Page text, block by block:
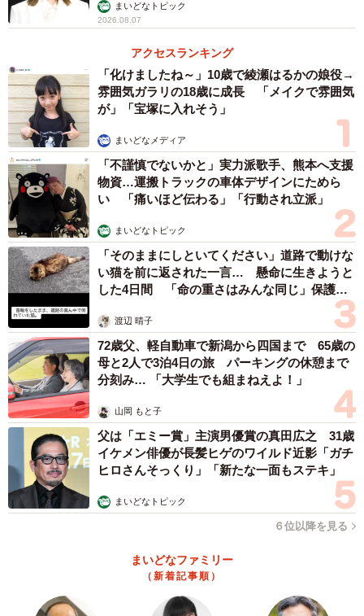
まいどなトピック
2026.08.07
アクセスランキング
「化けましたね～」10歳で綾瀬はるかの娘役→
雰囲気ガラリの18歳に成長 「メイクで雰囲気
が」「宝塚に入れそう」
まいどなメディア
「不謹慎でないかと」実力派歌手、熊本へ支援
物資…運搬トラックの車体デザインにためら
い 「痛いほど伝わる」「行動され立派」
まいどなトピック
「そのままにしといてください」道路で動けな
い猫を前に返された一言… 懸命に生きようと
した4日間 「命の重さはみんな同じ」保護団
渡辺 晴子
72歳父、軽自動車で新潟から四国まで 65歳の
母と2人で3泊4日の旅 パーキングの休憩まで
分刻み… 「大学生でも組まねえよ！」
山岡 もと子
父は「エミー賞」主演男優賞の真田広之 31歳
イケメン俳優が長髪ヒゲのワイルド近影「ガチ
ヒロさんそっくり」「新たな一面もステキ」
まいどなトピック
６位以降を見る
まいどなファミリー
（新着記事順）